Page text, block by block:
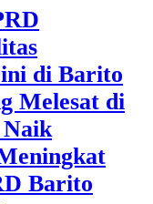
di Barito
Melesat di
Naik
Barito